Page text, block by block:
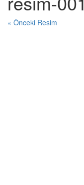
« Önceki Resim